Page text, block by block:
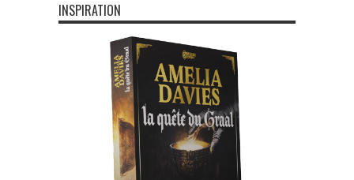
INSPIRATION